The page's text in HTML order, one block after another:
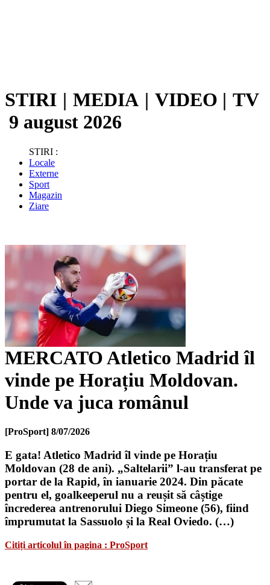
STIRI | MEDIA | VIDEO | TV
9 august 2026
STIRI :
Locale
Externe
Sport
Magazin
Ziare
MERCATO Atletico Madrid îl
vinde pe Horațiu Moldovan.
Unde va juca românul
[ProSport] 8/07/2026
E gata! Atletico Madrid îl vinde pe Horațiu
Moldovan (28 de ani). „Saltelarii” l-au transferat pe
portar de la Rapid, în ianuarie 2024. Din păcate
pentru el, goalkeeperul nu a reușit să câștige
încrederea antrenorului Diego Simeone (56), fiind
împrumutat la Sassuolo și la Real Oviedo. (…)
Citiți articolul în pagina : ProSport